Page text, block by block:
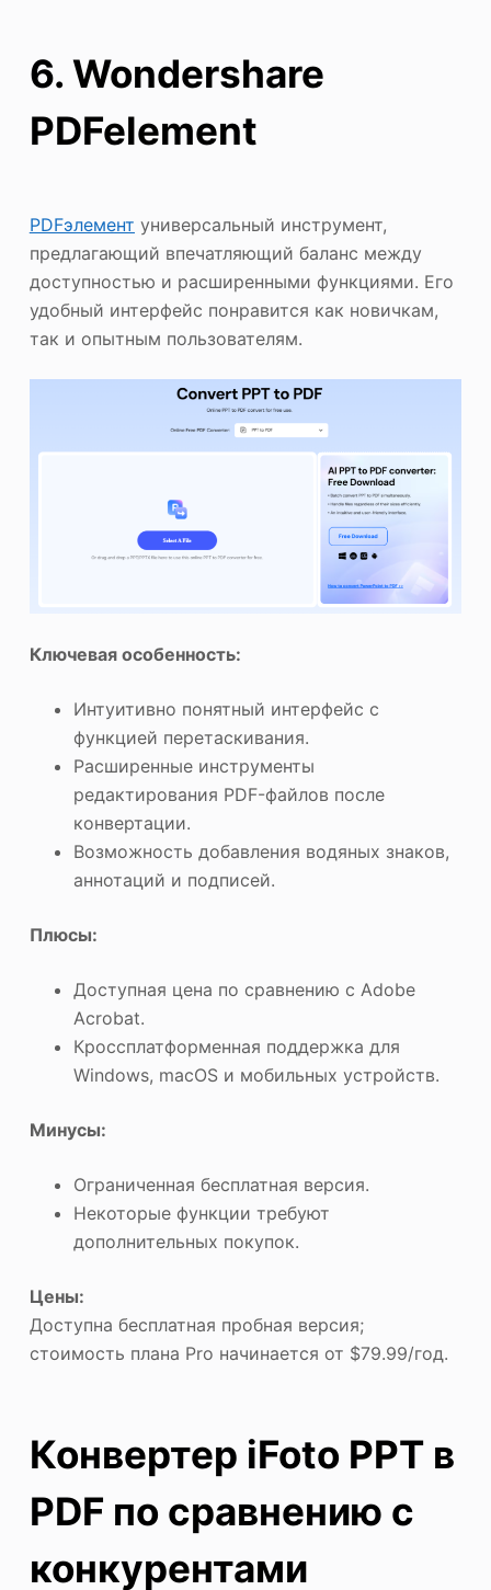
6. Wondershare
PDFelement
PDFэлемент универсальный инструмент,
предлагающий впечатляющий баланс между
доступностью и расширенными функциями. Его
удобный интерфейс понравится как новичкам,
так и опытным пользователям.
Ключевая особенность:
Интуитивно понятный интерфейс с
функцией перетаскивания.
Расширенные инструменты
редактирования PDF-файлов после
конвертации.
Возможность добавления водяных знаков,
аннотаций и подписей.
Плюсы:
Доступная цена по сравнению с Adobe
Acrobat.
Кроссплатформенная поддержка для
Windows, macOS и мобильных устройств.
Минусы:
Ограниченная бесплатная версия.
Некоторые функции требуют
дополнительных покупок.
Цены:
Доступна бесплатная пробная версия;
стоимость плана Pro начинается от $79.99/год.
Конвертер iFoto PPT в
PDF по сравнению с
конкурентами